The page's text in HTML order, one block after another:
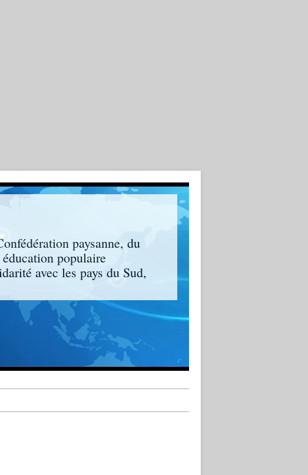
paysanne, du
populaire
avec les pays du Sud,